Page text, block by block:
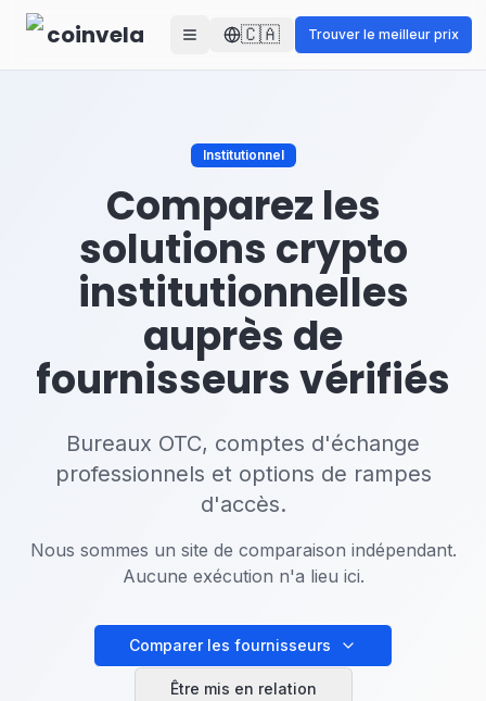
Skip to main content
coinvela 🇨🇦 Trouver le meilleur prix
Institutionnel
Comparez les
solutions crypto
institutionnelles
auprès de
fournisseurs vérifiés
Bureaux OTC, comptes d'échange
professionnels et options de rampes
d'accès.
Nous sommes un site de comparaison indépendant.
Aucune exécution n'a lieu ici.
Comparer les fournisseurs
Être mis en relation